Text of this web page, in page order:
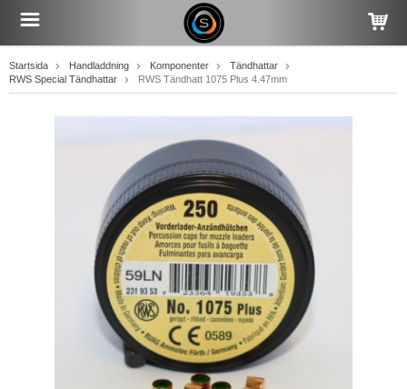
Startsida Handladdning Komponenter
Tändhattar
RWS Special Tändhattar
RWS Tändhatt 1075 Plus 4.47mm